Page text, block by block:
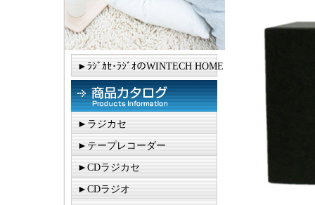
►ﾗｼﾞｶｾ･ﾗｼﾞｵのWINTECH HOME
►ラジカセ
►テープレコーダー
►CDラジカセ
►CDラジオ